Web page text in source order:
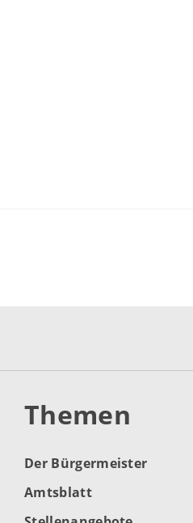
Themen
Der Bürgermeister
Amtsblatt